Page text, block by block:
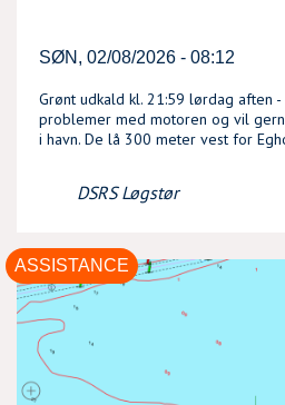
SØN, 02/08/2026 - 08:12
Grønt udkald kl. 21:59 lørdag aften
problemer med motoren og vil
i havn. De lå 300 meter vest for
DSRS Løgstør
ASSISTANCE